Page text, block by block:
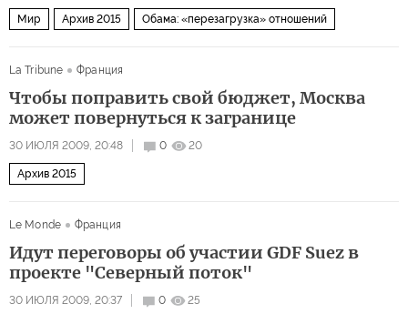
Мир Архив 2015 Обама: «перезагрузка» отношений
La Tribune Франция
Чтобы поправить свой бюджет, Москва
может повернуться к загранице
30 ИЮЛЯ 2009, 20:48 0 20
Архив 2015
Le Monde Франция
Идут переговоры об участии GDF Suez в
проекте "Северный поток"
30 ИЮЛЯ 2009, 20:37 0 25